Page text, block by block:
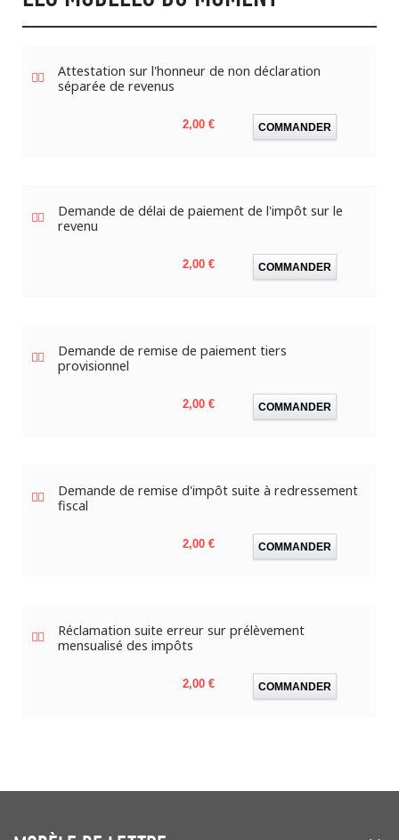
Attestation sur l'honneur de non déclaration
séparée de revenus
Prix
2,00 € COMMANDER
Demande de délai de paiement de l'impôt sur le
revenu
Prix
2,00 € COMMANDER
Demande de remise de paiement tiers
provisionnel
Prix
2,00 € COMMANDER
Demande de remise d'impôt suite à redressement
fiscal
Prix
2,00 € COMMANDER
Réclamation suite erreur sur prélèvement
mensualisé des impôts
Prix
2,00 € COMMANDER